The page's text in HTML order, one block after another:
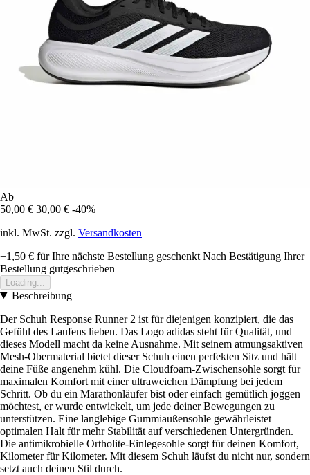
Ab
50,00 € 30,00 € -40%
inkl. MwSt. zzgl. Versandkosten
+1,50 € für Ihre nächste Bestellung geschenkt Nach Bestätigung Ihrer
Bestellung gutgeschrieben
Loading...
Beschreibung
Der Schuh Response Runner 2 ist für diejenigen konzipiert, die das
Gefühl des Laufens lieben. Das Logo adidas steht für Qualität, und
dieses Modell macht da keine Ausnahme. Mit seinem atmungsaktiven
Mesh-Obermaterial bietet dieser Schuh einen perfekten Sitz und hält
deine Füße angenehm kühl. Die Cloudfoam-Zwischensohle sorgt für
maximalen Komfort mit einer ultraweichen Dämpfung bei jedem
Schritt. Ob du ein Marathonläufer bist oder einfach gemütlich joggen
möchtest, er wurde entwickelt, um jede deiner Bewegungen zu
unterstützen. Eine langlebige Gummiaußensohle gewährleistet
optimalen Halt für mehr Stabilität auf verschiedenen Untergründen.
Die antimikrobielle Ortholite-Einlegesohle sorgt für deinen Komfort,
Kilometer für Kilometer. Mit diesem Schuh läufst du nicht nur, sondern
setzt auch deinen Stil durch.